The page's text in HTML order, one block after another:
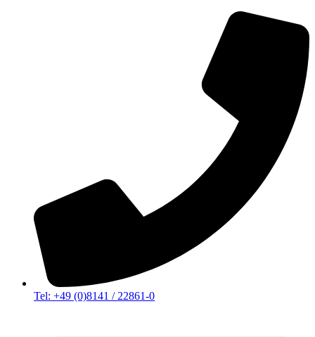
Tel: +49 (0)8141 / 22861-0